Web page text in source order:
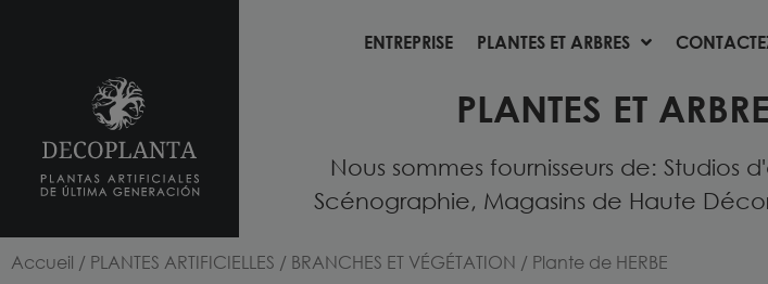
ENTREPRISE PLANTES ET ARBRES
ENTREPRISE PLANTES ET ARBRES
PLANTES ET
Nous sommes fournisseurs de:
Scénographie, Magasins de Haute
Accueil / PLANTES ARTIFICIELLES / BRANCHES ET VÉGÉTATION / Plante de HERBE